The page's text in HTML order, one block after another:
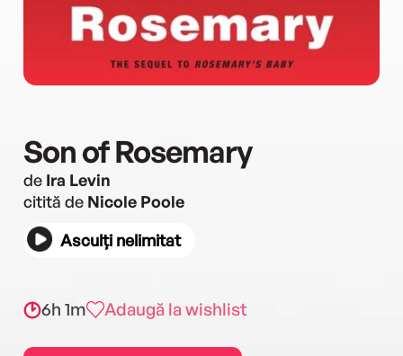
Son of Rosemary
de Ira Levin
citită de Nicole Poole
Asculți nelimitat
6h 1m Adaugă la wishlist